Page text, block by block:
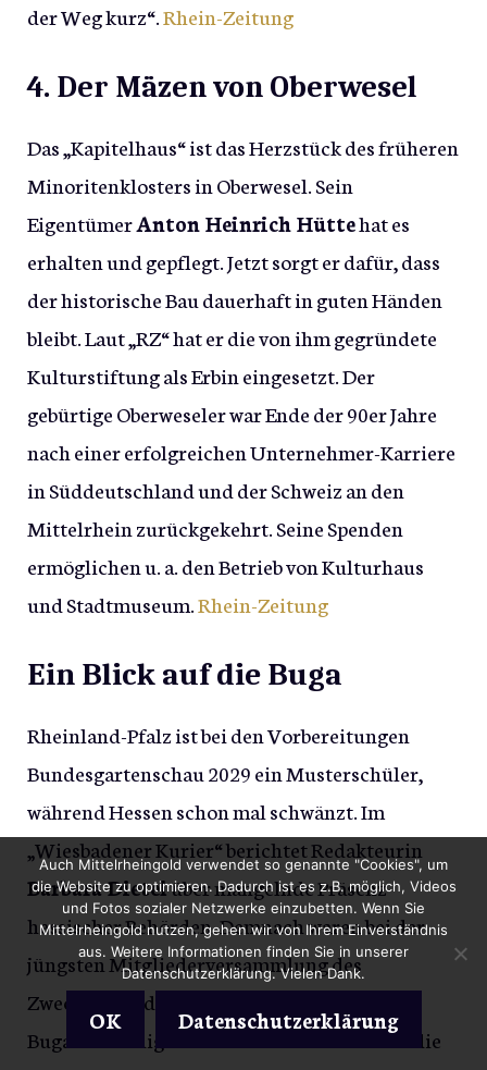
der Weg kurz“.Rhein-Zeitung
4. Der Mäzen von Oberwesel
Das „Kapitelhaus“ ist das Herzstück des früheren
Minoritenklosters in Oberwesel. Sein
EigentümerAnton Heinrich Hüttehat es
erhalten und gepflegt. Jetzt sorgt er dafür, dass
der historische Bau dauerhaft in guten Händen
bleibt. Laut „RZ“ hat er die von ihm gegründete
Kulturstiftung als Erbin eingesetzt. Der
gebürtige Oberweseler war Ende der 90er Jahre
nach einer erfolgreichen Unternehmer-Karriere
in Süddeutschland und der Schweiz an den
Mittelrhein zurückgekehrt. Seine Spenden
ermöglichen u. a. den Betrieb von Kulturhaus
und Stadtmuseum.Rhein-Zeitung
Ein Blick auf die Buga
Rheinland-Pfalz ist bei den Vorbereitungen
Bundesgartenschau 2029 ein Musterschüler,
während Hessen schon mal schwänzt. Im
„Wiesbadener Kurier“ berichtet Redakteurin
Barbara Dietelüber mangelnde Präsenz
hessischer Behörden. Demnach waren bei der
jüngsten Mitgliederversammlung des
Zweckverbandes Welterbe weder das für die
Buga zuständige Umweltministerium noch die
Auch Mittelrheingold verwendet so genannte "Cookies", um
die Website zu optimieren. Dadurch ist es z.B. möglich, Videos
und Fotos sozialer Netzwerke einzubetten. Wenn Sie
Mittelrheingold nutzen, gehen wir von Ihrem Einverständnis
aus. Weitere Informationen finden Sie in unserer
Datenschutzerklärung. Vielen Dank.
OK Datenschutzerklärung